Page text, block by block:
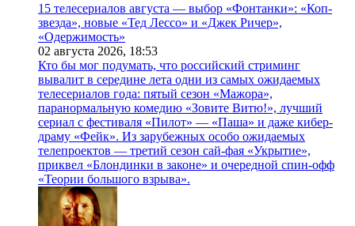
15 телесериалов августа — выбор «Фонтанки»: «Коп-
звезда», новые «Тед Лессо» и «Джек Ричер»,
«Одержимость»
02 августа 2026, 18:53
Кто бы мог подумать, что российский стриминг
вывалит в середине лета одни из самых ожидаемых
телесериалов года: пятый сезон «Мажора»,
паранормальную комедию «Зовите Витю!», лучший
сериал с фестиваля «Пилот» — «Паша» и даже кибер-
драму «Фейк». Из зарубежных особо ожидаемых
телепроектов — третий сезон сай-фая «Укрытие»,
приквел «Блондинки в законе» и очередной спин-офф
«Теории большого взрыва».